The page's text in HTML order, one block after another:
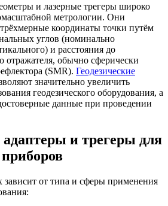
и лазерные трегеры широко
метрологии. Они
координаты точки путём
углов (номинально
и расстояния до
отражателя, обычно сферически
(SMR). Геодезические
значительно увеличить
геодезического оборудования, а
данные при проведении
и трегеры для
приборов
от типа и сферы применения